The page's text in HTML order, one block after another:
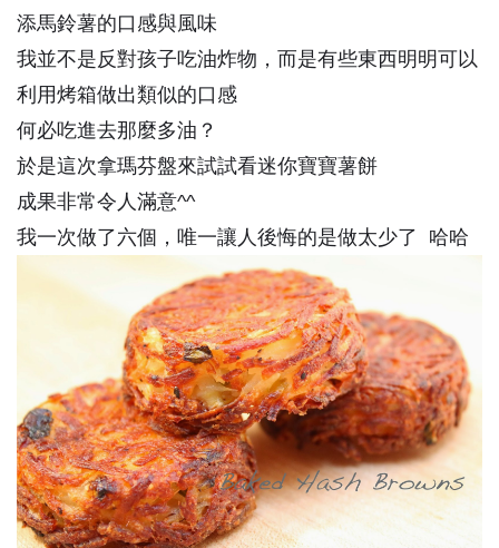
添馬鈴薯的口感與風味
我並不是反對孩子吃油炸物，而是有些東西明明可以
利用烤箱做出類似的口感
何必吃進去那麼多油？
於是這次拿瑪芬盤來試試看迷你寶寶薯餅
成果非常令人滿意^^
我一次做了六個，唯一讓人後悔的是做太少了 哈哈